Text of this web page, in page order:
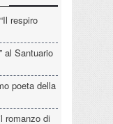
respiro
al Santuario
poeta della
romanzo di